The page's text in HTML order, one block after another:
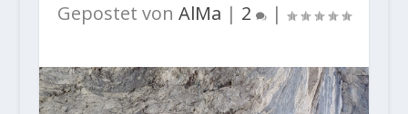
Gepostet von AlMa | 2 |